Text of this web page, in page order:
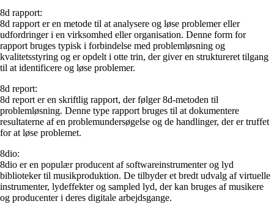
8d rapport:
8d rapport er en metode til at analysere og løse problemer eller
udfordringer i en virksomhed eller organisation. Denne form for
rapport bruges typisk i forbindelse med problemløsning og
kvalitetsstyring og er opdelt i otte trin, der giver en struktureret tilgang
til at identificere og løse problemer.
8d report:
8d report er en skriftlig rapport, der følger 8d-metoden til
problemløsning. Denne type rapport bruges til at dokumentere
resultaterne af en problemundersøgelse og de handlinger, der er truffet
for at løse problemet.
8dio:
8dio er en populær producent af softwareinstrumenter og lyd
biblioteker til musikproduktion. De tilbyder et bredt udvalg af virtuelle
instrumenter, lydeffekter og sampled lyd, der kan bruges af musikere
og producenter i deres digitale arbejdsgange.